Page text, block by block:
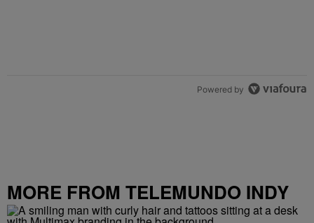
Powered by
MORE FROM TELEMUNDO INDY